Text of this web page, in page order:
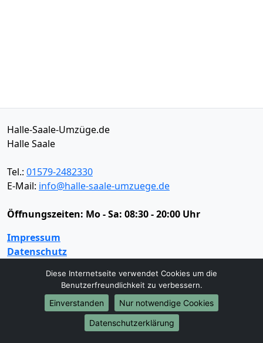
Halle-Saale-Umzüge.de
Halle Saale
Tel.: 01579-2482330
E-Mail: info@halle-saale-umzuege.de
Öffnungszeiten: Mo - Sa: 08:30 - 20:00 Uhr
Impressum
Datenschutz
Umzugsservice
Umzugsservice Behördenumzug
Büroumzug
Firmenumzug
Laborumzug
Diese Internetseite verwendet Cookies um die
Benutzerfreundlichkeit zu verbessern.
Einverstanden
Nur notwendige Cookies
Datenschutzerklärung